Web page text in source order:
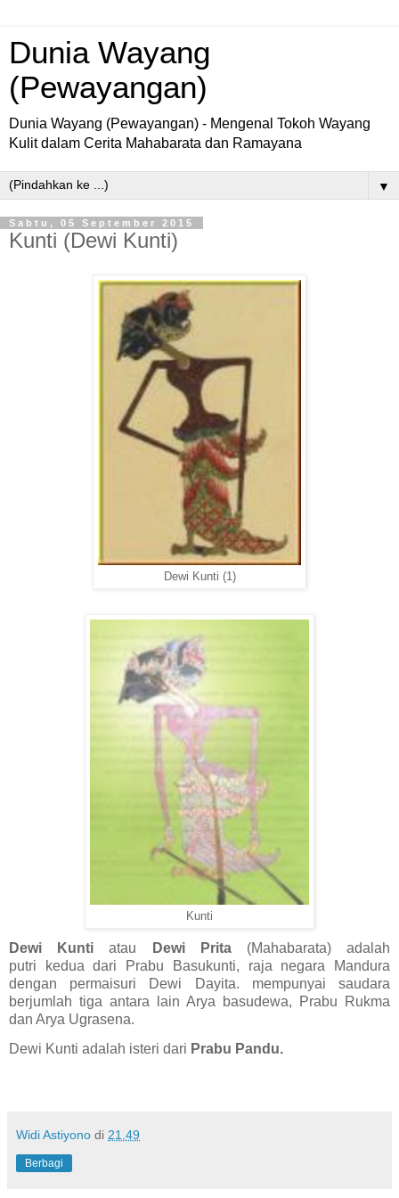
Dunia Wayang
(Pewayangan)
Dunia Wayang (Pewayangan) - Mengenal Tokoh Wayang
Kulit dalam Cerita Mahabarata dan Ramayana
▼
Sabtu, 05 September 2015
Kunti (Dewi Kunti)
Dewi Kunti (1)
Kunti
Dewi Kuntiatau Dewi Prita(Mahabarata) adalah
putri kedua dari Prabu Basukunti, raja negara Mandura
dengan permaisuri Dewi Dayita. mempunyai saudara
berjumlah tiga antara lain Arya basudewa, Prabu Rukma
dan Arya Ugrasena.
Dewi Kunti adalah isteri dari Prabu Pandu.
Widi Astiyono di 21.49
Berbagi